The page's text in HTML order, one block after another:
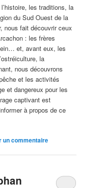
les traditions, la
du Sud Ouest de la
nous fait découvrir ceux
: les frères
et, avant eux, les
la
nous découvrons
et les activités
et dangereux pour les
captivant est
à propos de ce
un commentaire